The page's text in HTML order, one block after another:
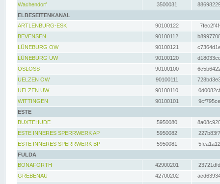
Wachendorf
3500031
ELBESEITENKANAL
ARTLENBURG-ESK
90100122
BEVENSEN
90100112
LÜNEBURG OW
90100121
LÜNEBURG UW
90100120
OSLOSS
90100100
UELZEN OW
90100111
UELZEN UW
90100110
WITTINGEN
90100101
ESTE
BUXTEHUDE
5950080
ESTE INNERES SPERRWERK AP
5950082
ESTE INNERES SPERRWERK BP
5950081
FULDA
BONAFORTH
42900201
GREBENAU
42700202